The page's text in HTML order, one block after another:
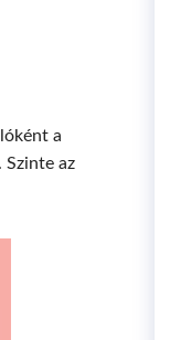
a
az